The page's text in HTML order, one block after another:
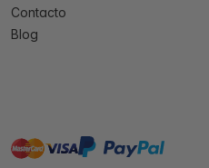
Contacto
Blog
mastervisa paypal